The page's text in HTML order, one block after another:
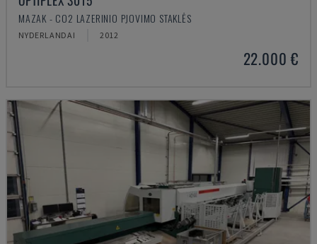
MAZAK - CO2 LAZERINIO PJOVIMO STAKLĖS
NYDERLANDAI 2012
22.000 €